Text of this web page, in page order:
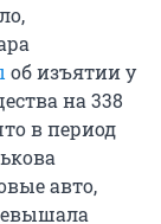
об изъятии у
на 338
в период
авто,